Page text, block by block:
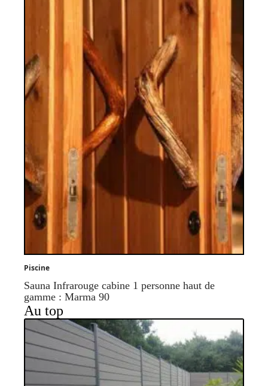
Piscine
Sauna Infrarouge cabine 1 personne haut de
gamme : Marma 90
Au top